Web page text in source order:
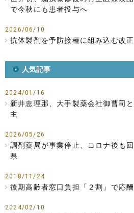
で今秋にも患者投与へ
2026/06/10
抗体製剤を予防接種に組み込む改
人気記事
2024/01/16
新井恵理那、大手製薬会社御曹司
主
2026/05/26
調剤薬局が事業停止、コロナ後も
県
2018/11/24
後期高齢者窓口負担「２割」で応酬
2024/02/10